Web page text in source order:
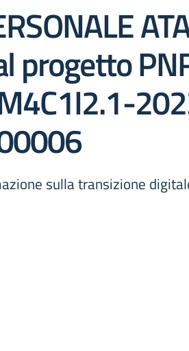
progetto
sulla transizione